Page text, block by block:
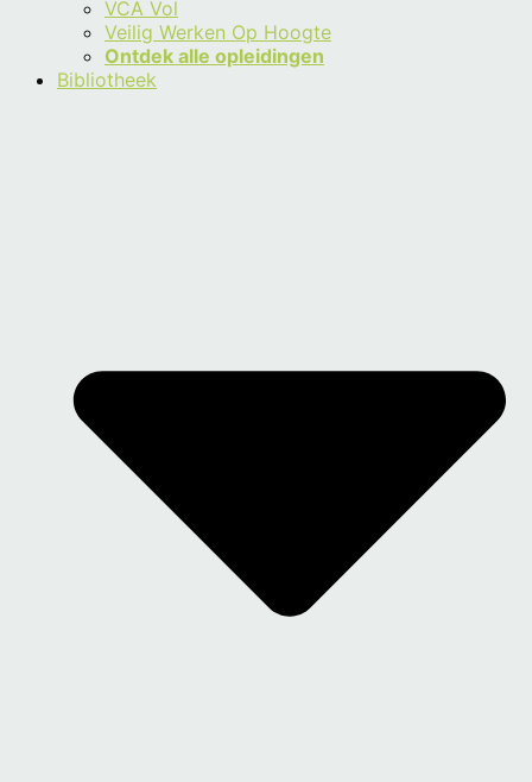
VCA Vol
Veilig Werken Op Hoogte
Ontdek alle opleidingen
Bibliotheek